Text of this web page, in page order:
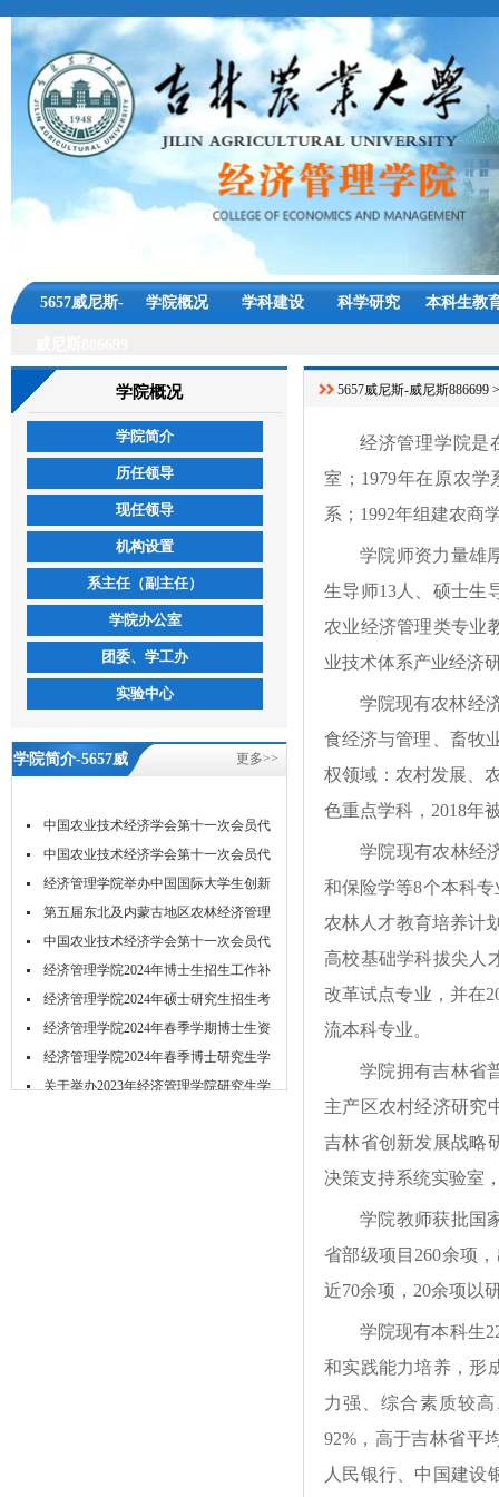
5657威尼斯- 学院概况 学科建设 科学研究 本科生教
学院概况
学院简介
历任领导
现任领导
机构设置
系主任（副主任）
学院办公室
团委、学工办
实验中心
学院简介-5657威 更多>>
中国农业技术经济学会第十一次会员代
表...
中国农业技术经济学会第十一次会员代
表...
经济管理学院举办中国国际大学生创新
大...
第五届东北及内蒙古地区农林经济管理
学...
中国农业技术经济学会第十一次会员代
表...
经济管理学院2024年博士生招生工作补
充...
经济管理学院2024年硕士研究生招生考
试...
经济管理学院2024年春季学期博士生资
格...
经济管理学院2024年春季博士研究生学
位...
关于举办2023年经济管理学院研究生学
5657威尼斯-威尼斯886699
经济管理学院是
室；1979年在原农
系；1992年组建农商
学院师资力量雄
生导师13人、硕士生
农业经济管理类专业
业技术体系产业经济
学院现有农林经
食经济与管理、畜牧
权领域：农村发展、
色重点学科，2018年
学院现有农林经
和保险学等8个本科
农林人才教育培养计
高校基础学科拔尖人
改革试点专业，并在
流本科专业。
学院拥有吉林省
主产区农村经济研究
吉林省创新发展战略
决策支持系统实验室
学院教师获批国
省部级项目260余项
近70余项，20余项以
学院现有本科生
和实践能力培养，形
力强、综合素质较
92%，高于吉林省平
人民银行、中国建设